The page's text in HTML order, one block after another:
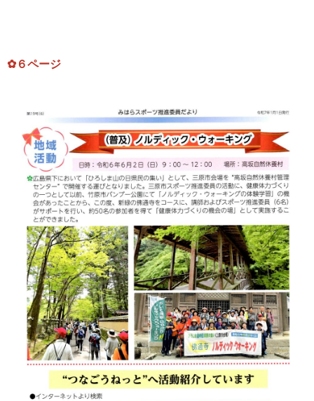
✿６ページ